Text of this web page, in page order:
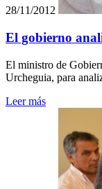
28/11/2012
El gobierno
El ministro de
Urcheguia, para
Leer más